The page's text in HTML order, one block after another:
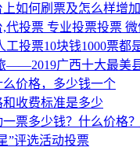
如何刷票及怎么样增
代投票 专业投票投票
工投票10块钱1000票都
——2019广西十大最美
价格，多少钱一个
收费标准是多少
票多少钱？什么价格？
”评选活动投票